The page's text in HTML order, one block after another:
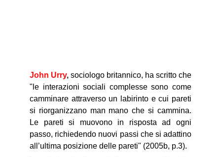
John Urry, sociologo britannico, ha scritto che
"le interazioni sociali complesse sono come
camminare attraverso un labirinto e cui pareti
si riorganizzano man mano che si cammina.
Le pareti si muovono in risposta ad ogni
passo, richiedendo nuovi passi che si adattino
all’ultima posizione delle pareti" (2005b, p.3).